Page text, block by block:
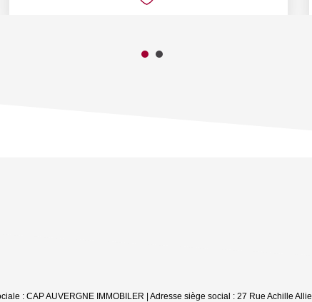
: CAP AUVERGNE IMMOBILER | Adresse siège social : 27 Rue Achille